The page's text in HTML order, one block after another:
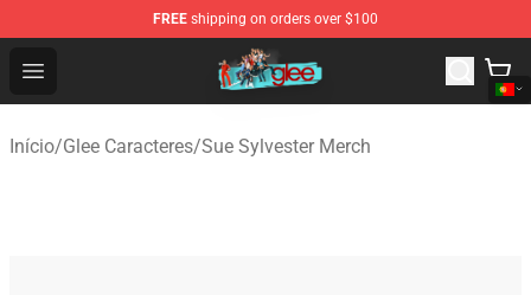
FREE shipping on orders over $100
Open menu
Glee Store - Official Glee Merchandise Shop
Início/Glee Caracteres/Sue Sylvester Merch